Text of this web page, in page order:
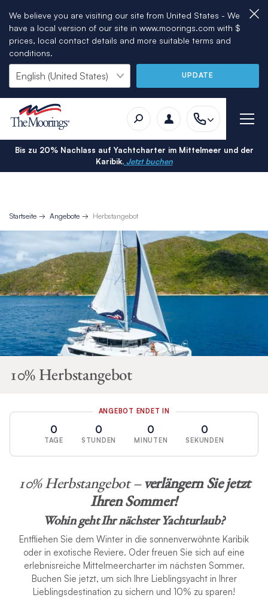
We believe you are visiting our site from United States - We
have a local version of our site in www.moorings.com with $
prices, local contact details and more suitable terms and
conditions.
UPDATE
Bis zu 20% Nachlass auf Yachtcharter im Mittelmeer und der
Karibik.Jetzt buchen
Startseite Angebote Herbstangebot
10% Herbstangebot
ANGEBOT ENDET IN
0
TAGE
0
STUNDEN
0
MINUTEN
0
SEKUNDEN
10% Herbstangebot –verlängern Sie jetzt
Ihren Sommer!
Wohin geht Ihr nächster Yachturlaub?
Entfliehen Sie dem Winter in die sonnenverwöhnte Karibik
oder in exotische Reviere. Oder freuen Sie sich auf eine
erlebnisreiche Mittelmeercharter im nächsten Sommer.
Buchen Sie jetzt, um sich Ihre Lieblingsyacht in Ihrer
Lieblingsdestination zu sichern und 10% zu sparen!